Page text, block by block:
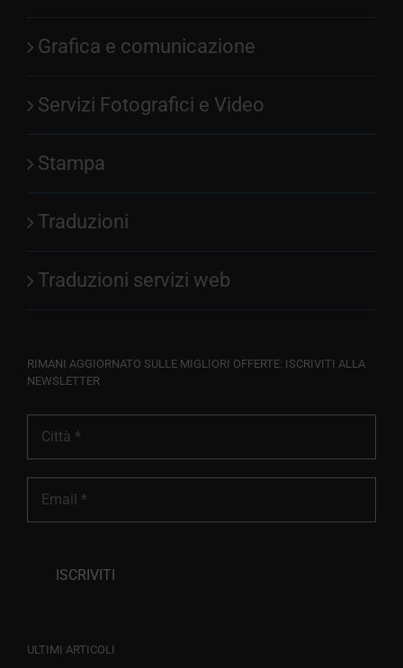
Grafica e comunicazione
Servizi Fotografici e Video
Stampa
Traduzioni
Traduzioni servizi web
RIMANI AGGIORNATO SULLE MIGLIORI OFFERTE: ISCRIVITI ALLA
NEWSLETTER
ULTIMI ARTICOLI